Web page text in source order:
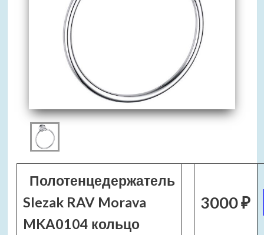
Полотенцедержатель
Slezak RAV Morava
MKA0104 кольцо
3000 ₽